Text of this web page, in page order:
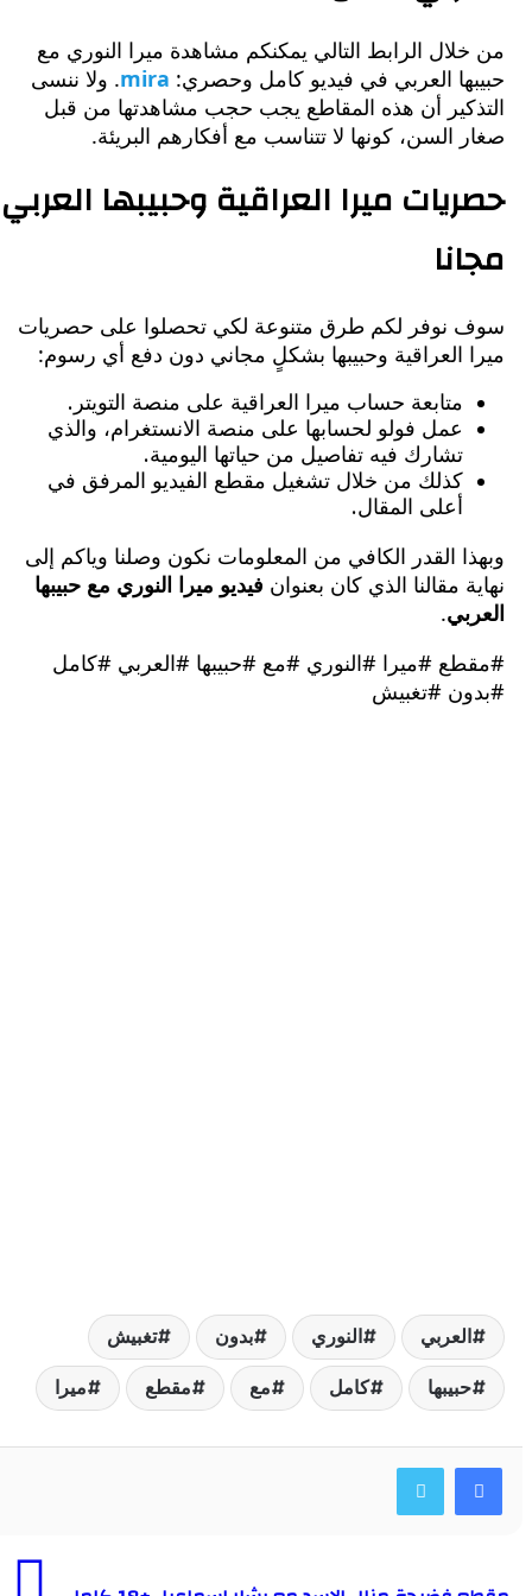
الرابط التالي يمكنكم مشاهدة ميرا النوري مع
العربي في فيديو كامل وحصري:mira. ولا ننسى
أن هذه المقاطع يجب حجب مشاهدتها من قبل
السن، كونها لا تتناسب مع أفكارهم البريئة.
ميرا العراقية وحبيبها العربي
لكم طرق متنوعة لكي تحصلوا على حصريات
العراقية وحبيبها بشكلٍ مجاني دون دفع أي رسوم:
متابعة حساب ميرا العراقية على منصة التويتر.
عمل فولو لحسابها على منصة الانستغرام، والذي
تشارك فيه تفاصيل من حياتها اليومية.
كذلك من خلال تشغيل مقطع الفيديو المرفق في
أعلى المقال.
القدر الكافي من المعلومات نكون وصلنا وياكم إلى
مقالنا الذي كان بعنوان فيديو ميرا النوري مع حبيبها
#ميرا #النوري #مع #حبيبها #العربي #كامل
#تغبيش
النوري بدون تغبيش
كامل مع مقطع ميرا